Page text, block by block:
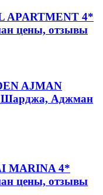
APARTMENT 4*
цены, отзывы
AJMAN
Шарджа, Аджман
MARINA 4*
цены, отзывы